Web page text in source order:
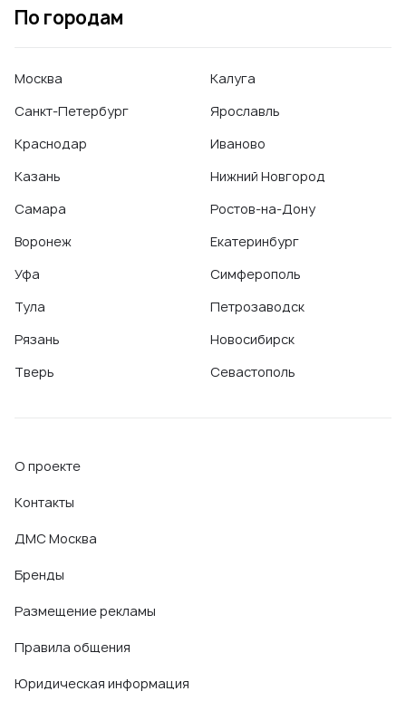
По городам
Москва
Санкт-Петербург
Краснодар
Казань
Самара
Воронеж
Уфа
Тула
Рязань
Тверь
Калуга
Ярославль
Иваново
Нижний Новгород
Ростов-на-Дону
Екатеринбург
Симферополь
Петрозаводск
Новосибирск
Севастополь
О проекте
Контакты
ДМС Москва
Бренды
Размещение рекламы
Правила общения
Юридическая информация